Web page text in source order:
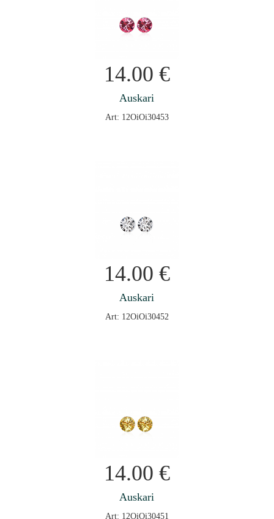
14.00 €
Auskari
Art: 12OiOi30453
14.00 €
Auskari
Art: 12OiOi30452
14.00 €
Auskari
Art: 12OiOi30451